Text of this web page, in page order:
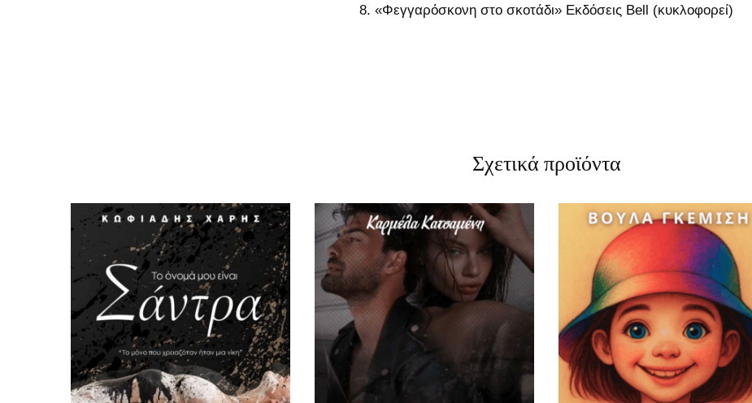
8. «Φεγγαρόσκονη στο σκοτάδι» Εκδόσεις Bell (κυκλοφορεί)
Σχετικά προϊόντα